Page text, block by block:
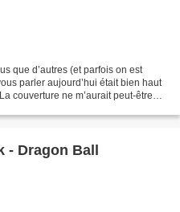
que d’autres (et parfois on est
parler aujourd’hui était bien haut
couverture ne m’aurait peut-être
- Dragon Ball